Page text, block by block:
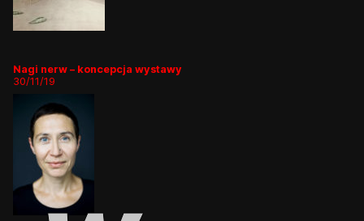
Nagi nerw – koncepcja wystawy
30/11/19